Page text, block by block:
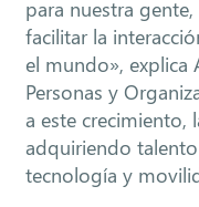
para nuestra
facilitar la
el mundo»,
Personas y
a este crecimiento,
adquiriendo
tecnología y